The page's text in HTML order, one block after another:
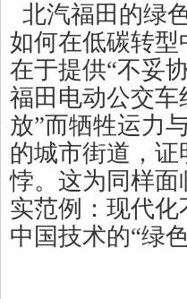
北汽福田的绿
如何在低碳转型
在于提供“不妥
福田电动公交车
放”而牺牲运力
的城市街道，
悖。这为同样
实范例：现代
中国技术的“绿